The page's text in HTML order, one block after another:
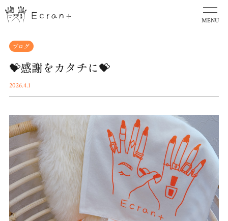
MENU
ブログ
💝感謝をカタチに💝
2026.4.1